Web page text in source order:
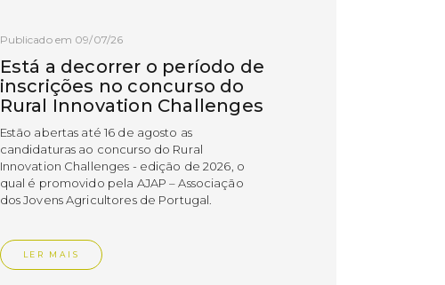
Publicado em 09/07/26
Está a decorrer o período de
inscrições no concurso do
Rural Innovation Challenges
Estão abertas até 16 de agosto as
candidaturas ao concurso do Rural
Innovation Challenges - edição de 2026, o
qual é promovido pela AJAP – Associação
dos Jovens Agricultores de Portugal.
LER MAIS